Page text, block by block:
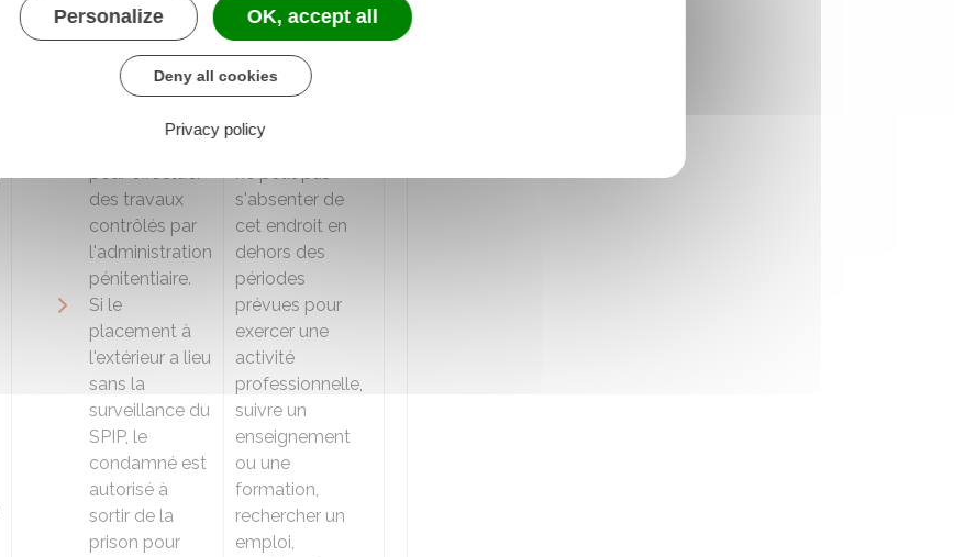
l'extérieur a lieu
sous la
surveillance du
SPIP, le
condamné
pour effectuer
des travaux
contrôlés par
l'administration
pénitentiaire.
Si le
placement à
l'extérieur a lieu
sans la
surveillance du
SPIP, le
condamné est
autorisé à
sortir de la
prison pour
domicile ou
dans un lieu
déterminé par le
Japet porte un
bracelet
ne peut pas
s'absenter de
cet endroit en
dehors des
périodes
prévues pour
exercer une
activité
professionnelle,
suivre un
enseignement
ou une
formation,
rechercher un
emploi,
Personalize OK, accept all
Deny all cookies
Privacy policy